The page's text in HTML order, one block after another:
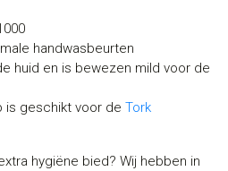
handwasbeurten
huid en is bewezen mild voor de
is geschikt voor de Tork
hygiëne bied? Wij hebben in